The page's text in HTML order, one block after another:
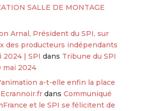
SALLE DE MONTAGE
Arnal, Président du SPI, sur
des producteurs indépendants
2024 | SPI dans Tribune du SPI
mai 2024
a-t-elle enfin la place
dans Communiqué
et le SPI se félicitent de